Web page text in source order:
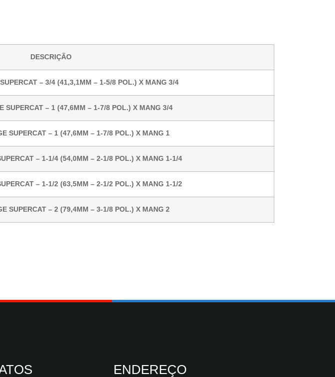
DESCRIÇÃO
– 3/4 (41,3,1MM – 1-5/8 POL.) X MANG 3/4
SUPERCAT – 1 (47,6MM – 1-7/8 POL.) X MANG 3/4
SUPERCAT – 1 (47,6MM – 1-7/8 POL.) X MANG 1
– 1-1/4 (54,0MM – 2-1/8 POL.) X MANG 1-1/4
– 1-1/2 (63,5MM – 2-1/2 POL.) X MANG 1-1/2
SUPERCAT – 2 (79,4MM – 3-1/8 POL.) X MANG 2
ENDEREÇO